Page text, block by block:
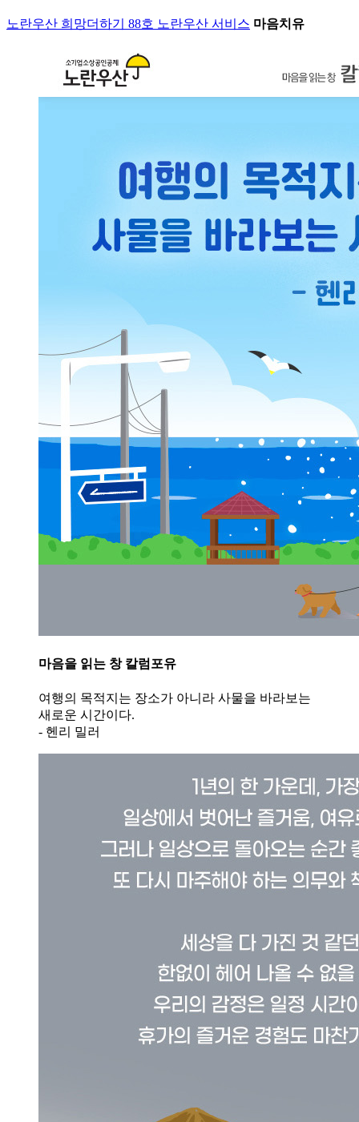
노란우산 희망더하기 88호 노란우산 서비스 마음치유
마음을 읽는 창 칼럼포유
여행의 목적지는 장소가 아니라 사물을 바라보는
새로운 시간이다.
- 헨리 밀러